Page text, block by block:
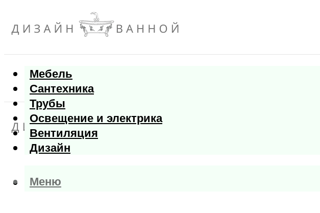
Мебель
Сантехника
Трубы
Освещение и электрика
Вентиляция
Дизайн
Меню
Меню